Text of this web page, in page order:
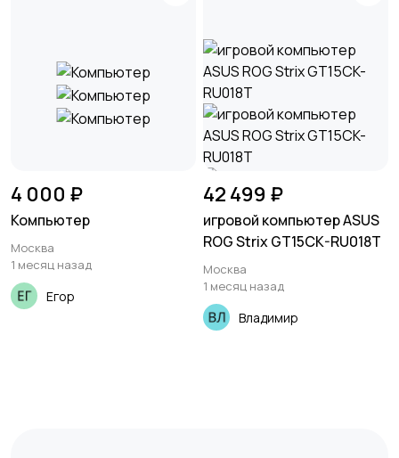
4 000 ₽
Компьютер
Москва
1 месяц назад
Егор
42 499 ₽
игровой компьютер ASUS
ROG Strix GT15CK-RU018T
Москва
1 месяц назад
Владимир